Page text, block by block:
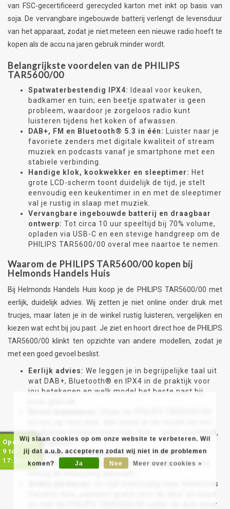
van FSC-gecertificeerd gerecycled karton met inkt op basis van
soja. De vervangbare ingebouwde batterij verlengt de levensduur
van het apparaat, zodat je niet meteen een nieuwe radio hoeft te
kopen als de accu na jaren gebruik minder wordt.
Belangrijkste voordelen van de PHILIPS
TAR5600/00
Spatwaterbestendig IPX4:
Ideaal voor keuken,
badkamer en tuin; een beetje spatwater is geen
probleem, waardoor je zorgeloos radio kunt
luisteren tijdens het koken of afwassen.
DAB+, FM en Bluetooth® 5.3 in één: Luister naar je
favoriete zenders met digitale kwaliteit of stream
muziek en podcasts vanaf je smartphone met een
stabiele verbinding.
Handige klok, kookwekker en sleeptimer: Het
grote LCD-scherm toont duidelijk de tijd, je stelt
eenvoudig een keukentimer in en met de sleeptimer
val je rustig in slaap met muziek.
Vervangbare ingebouwde batterij en draagbaar
ontwerp: Tot circa 10 uur speeltijd bij 70% volume,
opladen via USB-C en een stevige handgreep om de
PHILIPS TAR5600/00 overal mee naartoe te nemen.
Waarom de PHILIPS TAR5600/00 kopen bij
Helmonds Handels Huis
Bij Helmonds Handels Huis koop je de PHILIPS TAR5600/00 met
eerlijk, duidelijk advies. Wij zetten je niet online onder druk met
trucjes, maar laten je in de winkel rustig luisteren, vergelijken en
kiezen wat echt bij jou past. Je ziet en hoort direct hoe de PHILIPS
TAR5600/00 klinkt ten opzichte van andere modellen, zodat je
met een goed gevoel beslist.
Eerlijk advies: We leggen je in begrijpelijke taal uit
wat DAB+, Bluetooth® en IPX4 in de praktijk voor
jou betekenen en welk model het beste past bij
afrekenen meteen mee naar huis – geen wachttijd,
geen gedoe.
Voorraad in de winkel:Je ziet in het echt hoe
groot de radio is, hoe helder het display is en hoe
Je rijdt eenvoudig naar Helmonds
zo met de PHILIPS TAR5600/00 onder de arm weer
Open van
9 tot
17:00 uur
Wij slaan cookies op om onze website te verbeteren. Wil
jij dat a.u.b. accepteren zodat wij niet in de problemen
komen?
Ja Nee Meer over cookies »